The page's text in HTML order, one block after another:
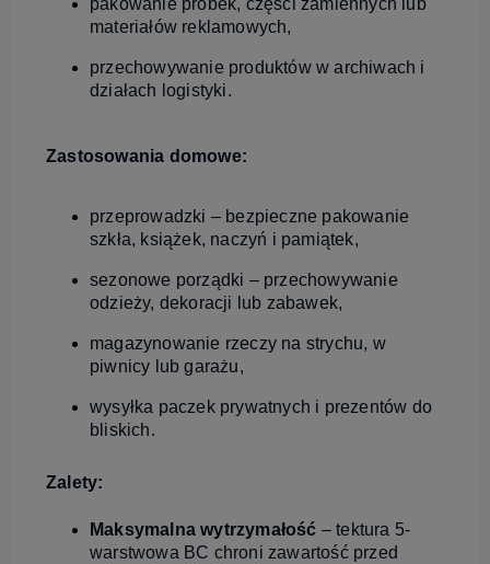
pakowanie próbek, części zamiennych lub
materiałów reklamowych,
przechowywanie produktów w archiwach i
działach logistyki.
Zastosowania domowe:
przeprowadzki – bezpieczne pakowanie
szkła, książek, naczyń i pamiątek,
sezonowe porządki – przechowywanie
odzieży, dekoracji lub zabawek,
magazynowanie rzeczy na strychu, w
piwnicy lub garażu,
wysyłka paczek prywatnych i prezentów do
bliskich.
Zalety:
Maksymalna wytrzymałość – tektura 5-
warstwowa BC chroni zawartość przed